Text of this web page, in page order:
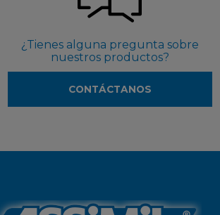
¿Tienes alguna pregunta sobre
nuestros productos?
CONTÁCTANOS